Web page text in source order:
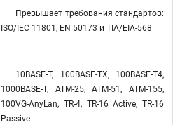
Превышает требования стандартов:
ISO/IEC 11801, EN 50173 и TIA/EIA-568
10BASE-T, 100BASE-TX, 100BASE-T4,
1000BASE-T, ATM-25, ATM-51, ATM-155,
100VG-AnyLan, TR-4, TR-16 Active, TR-16
Passive